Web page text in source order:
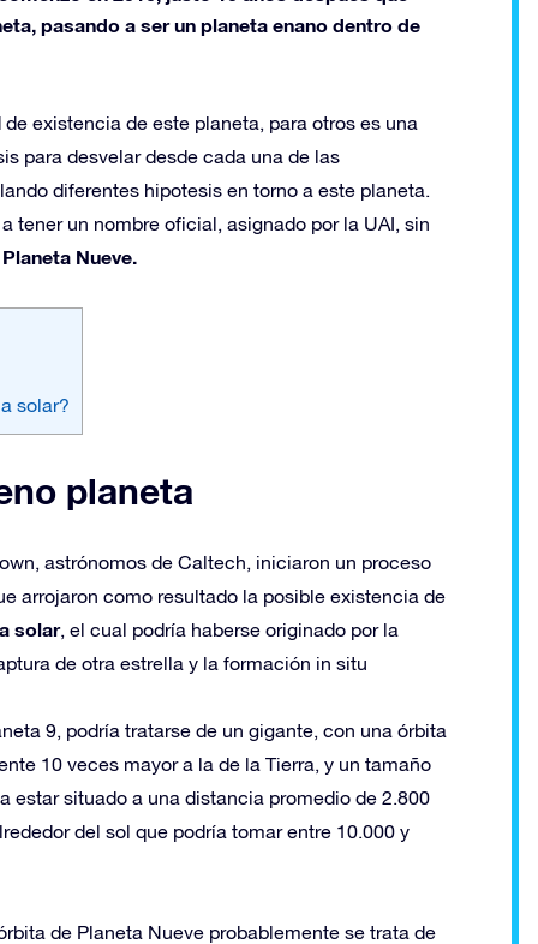
pasando a ser un planeta enano dentro de
existencia de este planeta, para otros es una
para desvelar desde cada una de las
diferentes hipotesis en torno a este planeta.
tener un nombre oficial, asignado por la UAI, sin
Nueve.
solar?
planeta
astrónomos de Caltech, iniciaron un proceso
arrojaron como resultado la posible existencia de
solar, el cual podría haberse originado por la
de otra estrella y la formación in situ
9, podría tratarse de un gigante, con una órbita
10 veces mayor a la de la Tierra, y un tamaño
estar situado a una distancia promedio de 2.800
del sol que podría tomar entre 10.000 y
de Planeta Nueve probablemente se trata de